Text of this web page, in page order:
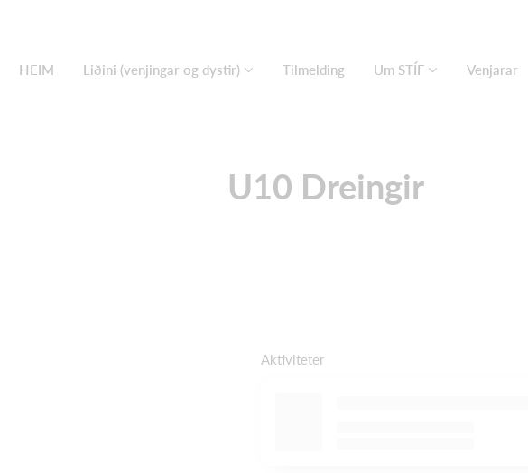
HEIM Liðini (venjingar og dystir) Tilmelding Um STÍF Venjarar
U10 Dreingir
Aktiviteter